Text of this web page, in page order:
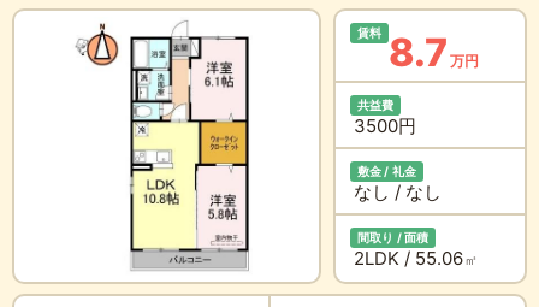
賃料 8.7 万円
共益費
3500円
敷金 / 礼金
なし / なし
間取り / 面積
2LDK / 55.06㎡